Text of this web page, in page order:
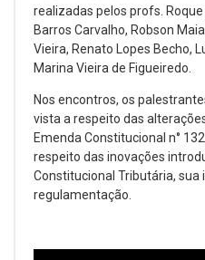
realizadas pelos profs.
Barros Carvalho, Robson
Vieira, Renato Lopes Becho,
Marina Vieira de Figueiredo.
Nos encontros, os
vista a respeito das
Emenda Constitucional n°
respeito das inovações
Constitucional Tributária, sua
regulamentação.